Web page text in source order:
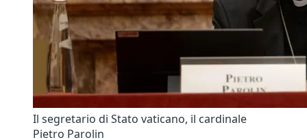
Il segretario di Stato vaticano, il cardinale
Pietro Parolin